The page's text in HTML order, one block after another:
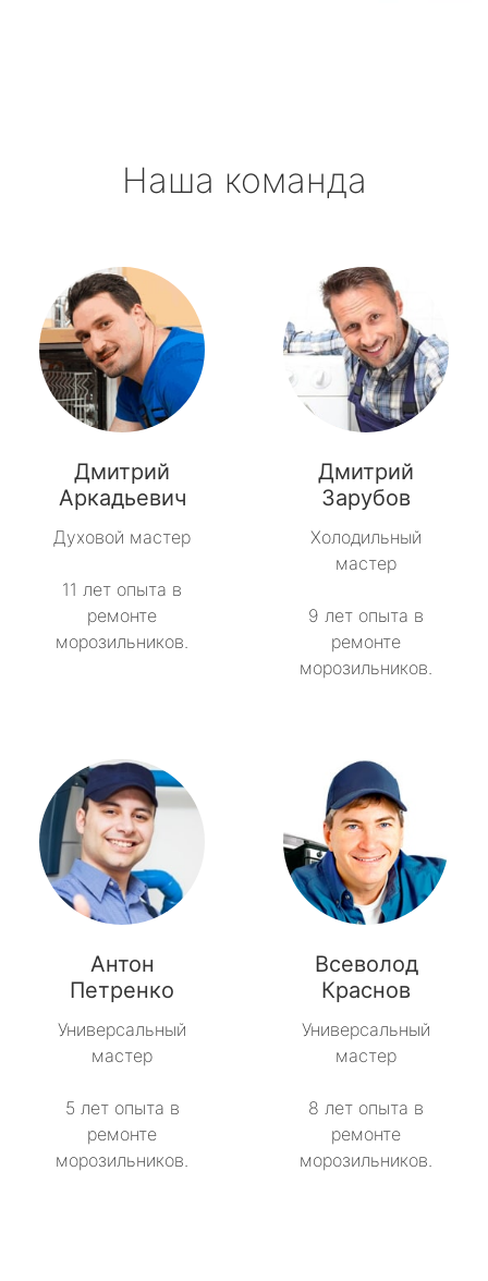
метро Первомайская
метро Пушкинская
метро Проспект Мира
метро Пражская
метро Павелецкая
метро Пятницкое шоссе
метро Сокольники
метро Рязанский проспект
метро Профсоюзная
метро Речной вокзал
метро Семеновская
метро Спортивная
метро Спартак
метро Рижская
метро Севастопольская
метро Строгино
Наша команда
Дмитрий
Аркадьевич
Духовой мастер
11 лет опыта в
ремонте
морозильников.
Дмитрий
Зарубов
Холодильный
мастер
9 лет опыта в
ремонте
морозильников.
Антон
Петренко
Универсальный
мастер
5 лет опыта в
ремонте
морозильников.
Всеволод
Краснов
Универсальный
мастер
8 лет опыта в
ремонте
морозильников.